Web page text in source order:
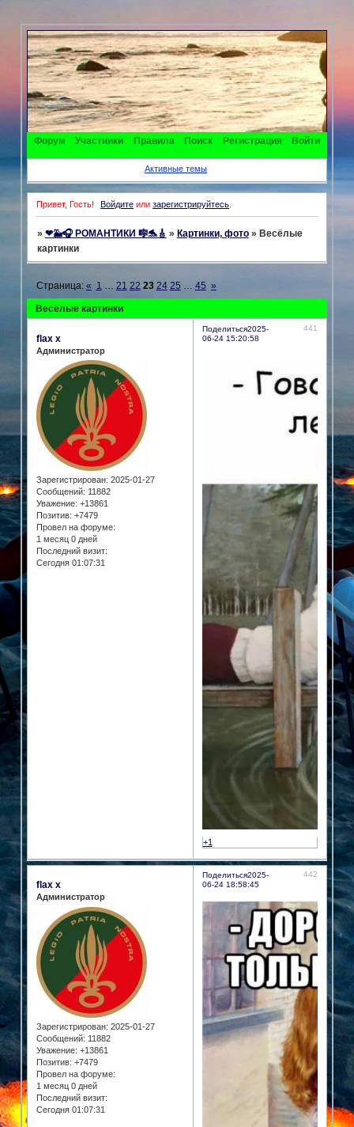
Форум Участники Правила Поиск Регистрация Войти
Активные темы
Привет, Гость! Войдите илизарегистрируйтесь.
» ❤🐳🎧 РОМАНТИКИ 🎼🐬🎸 » Картинки, фото » Весёлые
картинки
Весёлые картинки
Страница: « 1 … 21 22 23 24 25 … 45 »
Поделиться 441
2025-
06-24 15:20:58
flax x
Администратор
Зарегистрирован: 2025-01-27
Сообщений: 11882
Уважение: +13861
Позитив: +7479
Провел на форуме:
1 месяц 0 дней
Последний визит:
Сегодня 01:07:31
+1
Поделиться 442
2025-
06-24 18:58:45
flax x
Администратор
Зарегистрирован: 2025-01-27
Сообщений: 11882
Уважение: +13861
Позитив: +7479
Провел на форуме:
1 месяц 0 дней
Последний визит:
Сегодня 01:07:31